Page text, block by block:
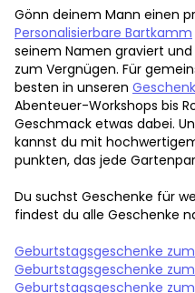
Gönn deinem Mann einen
Personalisierbare Bartkamm
seinem Namen graviert
zum Vergnügen. Für
besten in unseren
Abenteuer-Workshops bis
Geschmack etwas dabei.
kannst du mit
punkten, das jede
Du suchst Geschenke für
findest du alle Geschenke
Geburtstagsgeschenke zum
Geburtstagsgeschenke
Geburtstagsgeschenke